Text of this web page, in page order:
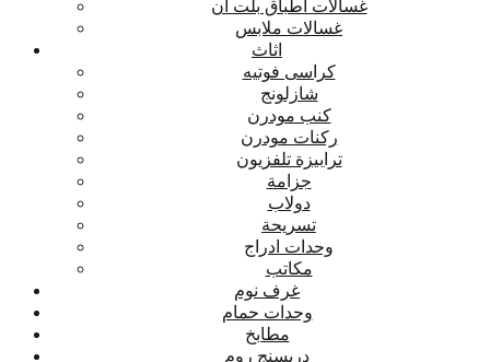
غسالات اطباق بلت ان
غسالات ملابس
اثاث
كراسى فوتيه
شازلونج
كنب مودرن
ركنات مودرن
ترابيزة تلفزيون
جزامة
دولاب
تسريحة
وحدات ادراج
مكاتب
غرف نوم
وحدات حمام
مطابخ
دريسنج روم